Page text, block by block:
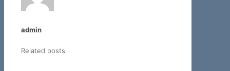
admin
Related posts